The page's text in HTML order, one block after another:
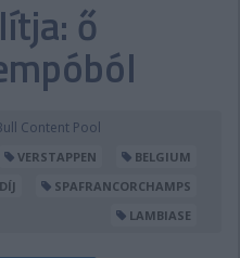
SHOP
TIPPJÁTÉK
PONTÁLLÁSOK
ő
Content Pool
VERSTAPPEN
BELGIUM
SPAFRANCORCHAMPS
LAMBIASE